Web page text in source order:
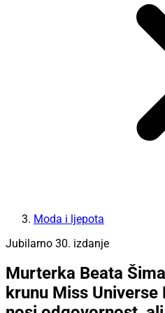
Moda i ljepota
Jubilarno 30. izdanje
Murterka Beata
krunu Miss